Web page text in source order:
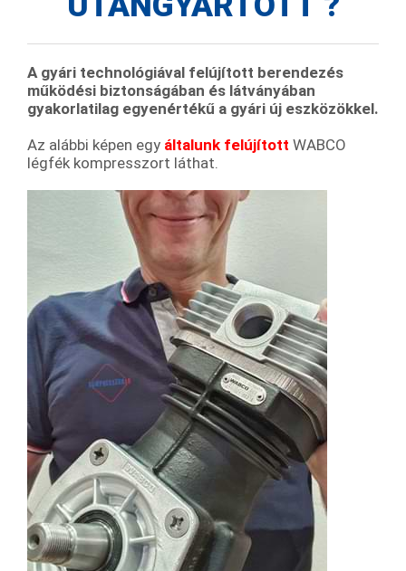
A gyári technológiával felújított berendezés
működési biztonságában és látványában
gyakorlatilag egyenértékű a gyári új eszközökkel.
Az alábbi képen egy általunk felújított WABCO
légfék kompresszort láthat.